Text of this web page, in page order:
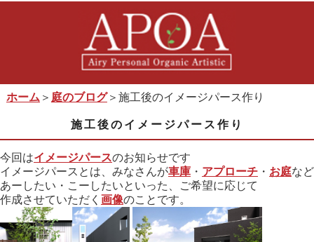
ホーム ＞ 庭のブログ＞施工後のイメージパース作り
施工後のイメージパース作り
今回はイメージパースのお知らせです
イメージパースとは、みなさんが車庫 ・ アプローチ ・ お庭など
あーしたい・こーしたいといった、ご希望に応じて
作成させていただく 画像のことです。